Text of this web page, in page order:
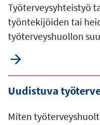
Työterveysyhteistyö
työntekijöiden tai
työterveyshuollon
Uudistuva
Miten